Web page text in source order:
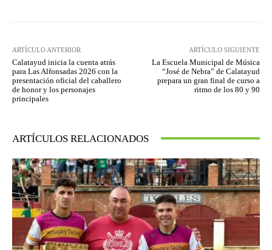
ARTÍCULO ANTERIOR
Calatayud inicia la cuenta atrás
para Las Alfonsadas 2026 con la
presentación oficial del caballero
de honor y los personajes
principales
ARTÍCULO SIGUIENTE
La Escuela Municipal de Música
“José de Nebra” de Calatayud
prepara un gran final de curso a
ritmo de los 80 y 90
ARTÍCULOS RELACIONADOS